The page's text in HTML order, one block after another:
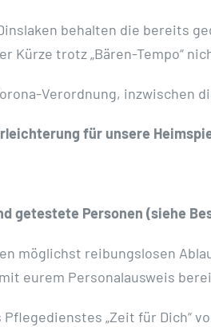
behalten die bereits
trotz „Bären-Tempo“
Verordnung, inzwischen
für unsere
getestete Personen (siehe
möglichst reibungslosen
eurem Personalausweis
„Zeit für Dich“